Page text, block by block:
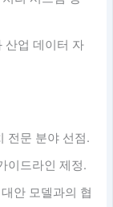
산업 데이터 자
전문 분야 선점.
이드라인 제정.
안 모델과의 협